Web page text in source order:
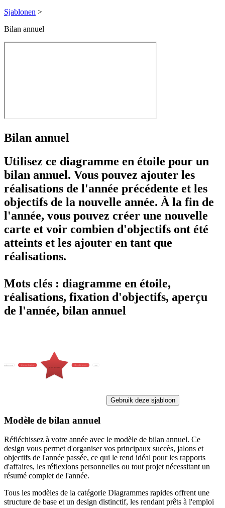
Sjablonen >
Bilan annuel
Bilan annuel
Utilisez ce diagramme en étoile pour un
bilan annuel. Vous pouvez ajouter les
réalisations de l'année précédente et les
objectifs de la nouvelle année. À la fin de
l'année, vous pouvez créer une nouvelle
carte et voir combien d'objectifs ont été
atteints et les ajouter en tant que
réalisations.
Mots clés : diagramme en étoile,
réalisations, fixation d'objectifs, aperçu
de l'année, bilan annuel
Gebruik deze sjabloon
Modèle de bilan annuel
Réfléchissez à votre année avec le modèle de bilan annuel. Ce
design vous permet d'organiser vos principaux succès, jalons et
objectifs de l'année passée, ce qui le rend idéal pour les rapports
d'affaires, les réflexions personnelles ou tout projet nécessitant un
résumé complet de l'année.
Tous les modèles de la catégorie Diagrammes rapides offrent une
structure de base et un design distinctif, les rendant prêts à l'emploi